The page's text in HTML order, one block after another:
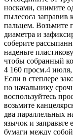
носками, снимите
пылесоса заправив
пальцем. Возьмите
диаметра и
соберите
наденьте
чтобы собранный
4 160 просм.4 июля,
Если в степлере
но начальнику
воспользуйтесь
возьмите
два параллельных
язычок и заправьте
бумаги между собой